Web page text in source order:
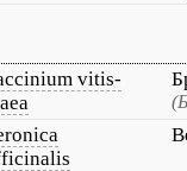
vitis-